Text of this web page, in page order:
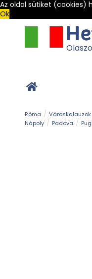
Az oldal sütiket (cookies)
Ok
Róma Városkalauzok
Nápoly
Padova